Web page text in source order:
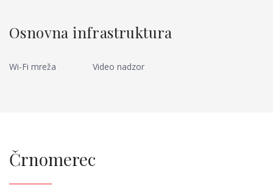
Osnovna infrastruktura
Wi-Fi mreža Video nadzor
Črnomerec